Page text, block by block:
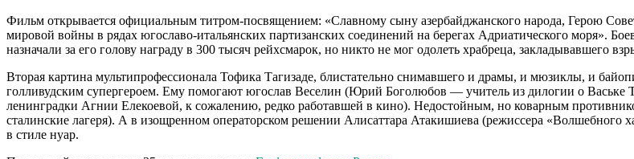
Фильм открывается официальным титром-посвящением: «Славному сыну азербайджанского народа, Герою
мировой войны в рядах югославо-итальянских партизанских соединений на берегах Адриатического моря».
назначали за его голову награду в 300 тысяч рейхсмарок, но никто не мог одолеть храбреца, закладывавшего
Вторая картина мультипрофессионала Тофика Тагизаде, блистательно снимавшего и драмы, и мюзиклы, и
голливудским супергероем. Ему помогают югослав Веселин (Юрий Боголюбов — учитель из дилогии о Ваське
ленинградки Агнии Елекоевой, к сожалению, редко работавшей в кино). Недостойным, но коварным
сталинские лагеря). А в изощренном операторском решении Алисаттара Атакишиева (режиссера «Волшебного
в стиле нуар.